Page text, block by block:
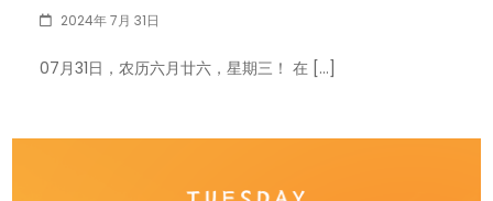
2024年 7月 31日
07月31日，农历六月廿六，星期三！ 在 […]